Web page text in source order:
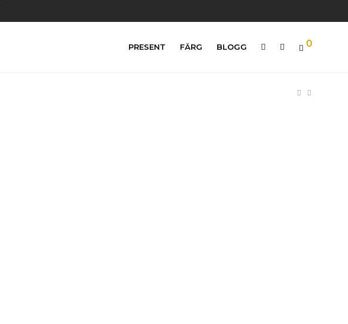
PRESENT FÄRG BLOGG 0